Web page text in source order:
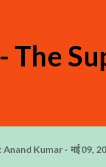
- The
Anand Kumar मई 09,